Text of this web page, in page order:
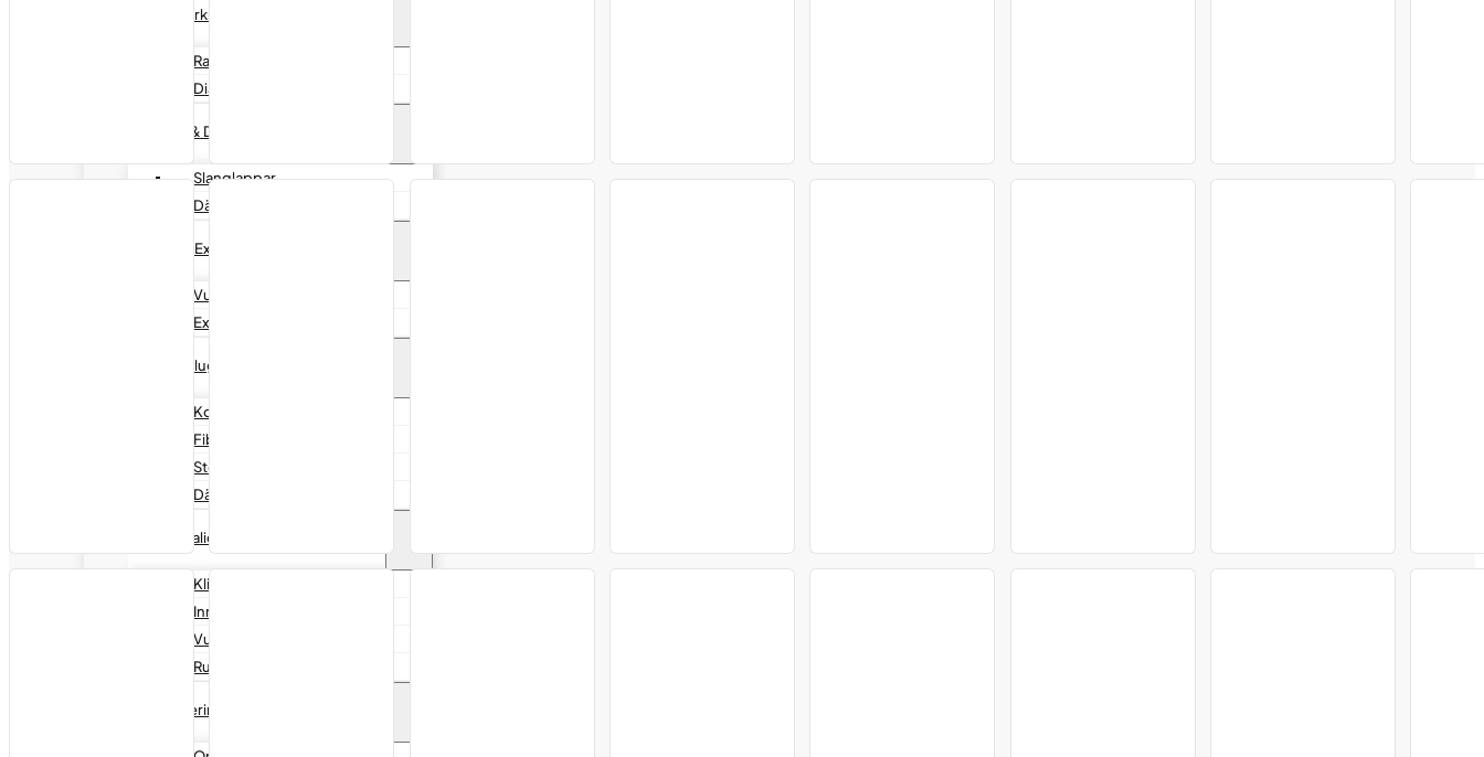
Förstärkningar
Radialförstärkningar
Diagonalförstärkningar
Slang & Däcklappar
Slanglappar
Däcklappar
Vulk & Extrudergummi
Vulkgummi
Extrudergummi
Däckpluggar
Kombipluggar
Fiberpluggar
Stem pluggar
Däckreparationssatser
Kemikalier
Klinchtätningsmedel
Innerliner sealer
Vulkcement
Ruggvätska
Punkteringsvätska